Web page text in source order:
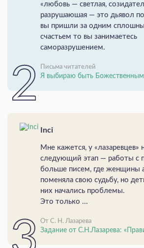
«любовь — светлая,
разрушаюшая — это дьявол
вы пришли за одним
счастьем то вы занимаетесь
саморазрушением.
Письма читателей
Я выбираю быть Божественным
Inci
Мне кажется, у «лазаревцев»
следующий этап — работы с
больше писем, где женщины
поменяла свою судьбу, но
них начались проблемы.
Это только ...
От С. Н. Лазарева
Задание от С.Н.Лазарева: